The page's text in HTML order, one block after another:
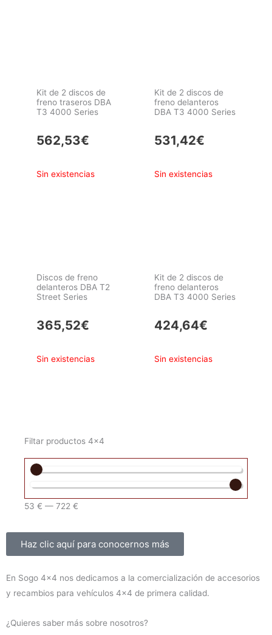
Kit de 2 discos de
freno traseros DBA
T3 4000 Series
562,53€
Sin existencias
Kit de 2 discos de
freno delanteros
DBA T3 4000 Series
531,42€
Sin existencias
Discos de freno
delanteros DBA T2
Street Series
365,52€
Sin existencias
Kit de 2 discos de
freno delanteros
DBA T3 4000 Series
424,64€
Sin existencias
Filtar productos 4x4
53 € — 722 €
Sobre nosotros
En Sogo 4×4 nos dedicamos a la comercialización de accesorios
y recambios para vehículos 4×4 de primera calidad.
¿Quieres saber más sobre nosotros?
Haz clic aquí para conocernos más